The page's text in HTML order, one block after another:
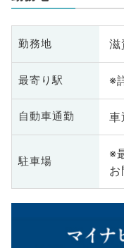
勤務地 滋
最寄り駅 ※
自動車通勤 車
駐車場
※